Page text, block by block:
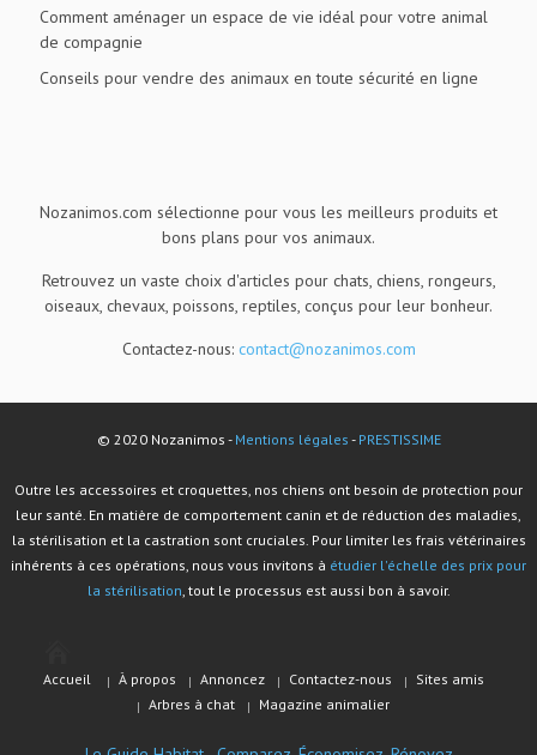
Comment aménager un espace de vie idéal pour votre animal
de compagnie
Conseils pour vendre des animaux en toute sécurité en ligne
Nozanimos.com sélectionne pour vous les meilleurs produits et
bons plans pour vos animaux.
Retrouvez un vaste choix d'articles pour chats, chiens, rongeurs,
oiseaux, chevaux, poissons, reptiles, conçus pour leur bonheur.
Contactez-nous: contact@nozanimos.com
© 2020 Nozanimos - Mentions légales - PRESTISSIME
Outre les accessoires et croquettes, nos chiens ont besoin de protection pour
leur santé. En matière de comportement canin et de réduction des maladies,
la stérilisation et la castration sont cruciales. Pour limiter les frais vétérinaires
inhérents à ces opérations, nous vous invitons à étudier l'échelle des prix pour
la stérilisation , tout le processus est aussi bon à savoir.
Accueil À propos Annoncez Contactez-nous
Sites amis
Arbres à chat
Magazine animalier